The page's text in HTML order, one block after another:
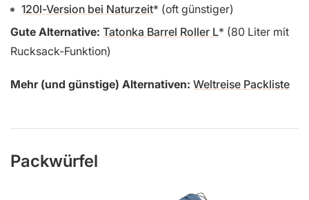
120l-Version bei Naturzeit
(oft günstiger)
Gute Alternative: Tatonka Barrel Roller L
(80 Liter mit
Rucksack-Funktion)
Mehr (und günstige) Alternativen: Weltreise Packliste
Packwürfel